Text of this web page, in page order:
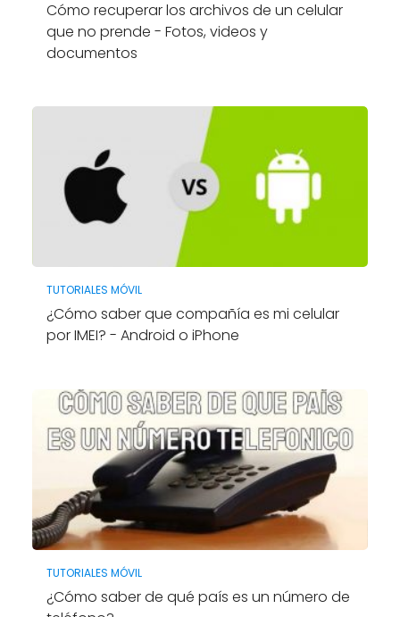
Cómo recuperar los archivos de un celular
que no prende - Fotos, videos y
documentos
TUTORIALES MÓVIL
¿Cómo saber que compañía es mi celular
por IMEI? - Android o iPhone
TUTORIALES MÓVIL
¿Cómo saber de qué país es un número de